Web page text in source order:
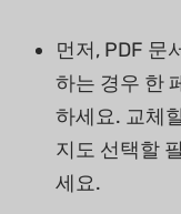
먼저, PDF 문
하는 경우 한
하세요. 교체
지도 선택할
세요.